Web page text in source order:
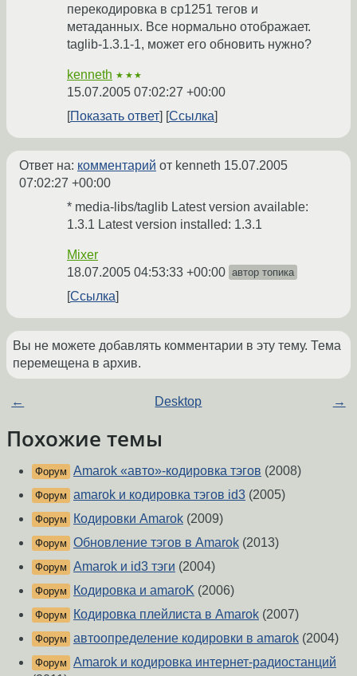
перекодировка в cp1251 тегов и
метаданных. Все нормально отображает.
taglib-1.3.1-1, может его обновить нужно?
kenneth ★★★
15.07.2005 07:02:27 +00:00
Показать ответ
Ссылка
Ответ на: комментарий от kenneth 15.07.2005
07:02:27 +00:00
* media-libs/taglib Latest version available:
1.3.1 Latest version installed: 1.3.1
Mixer
18.07.2005 04:53:33 +00:00 автор топика
Ссылка
Вы не можете добавлять комментарии в эту тему. Тема
перемещена в архив.
← Desktop →
Похожие темы
Форум Amarok «авто»-кодировка тэгов (2008)
Форум amarok и кодировка тэгов id3 (2005)
Форум Кодировки Amarok (2009)
Форум Обновление тэгов в Amarok (2013)
Форум Amarok и id3 тэги (2004)
Форум Кодировка и amaroK (2006)
Форум Кодировка плейлиста в Amarok (2007)
Форум автоопределение кодировки в amarok (2004)
Форум Amarok и кодировка интернет-радиостанций